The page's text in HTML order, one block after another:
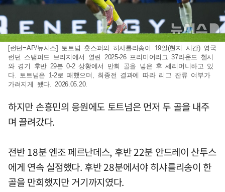
[런던=AP/뉴시스] 토트넘 홋스퍼의 히샤를리송이 19일(현지 시간) 영국
런던 스탬퍼드 브리지에서 열린 2025-26 프리미어리그 37라운드 첼시
와 경기 후반 29분 0-2 상황에서 만회 골을 넣은 후 세리머니하고 있
다. 토트넘은 1-2로 패했으며, 최종전 결과에 따라 리그 잔류 여부가
가려지게 됐다. 2026.05.20.
하지만 손흥민의 응원에도 토트넘은 먼저 두 골을 내주
며 끌려갔다.
전반 18분 엔조 페르난데스, 후반 22분 안드레이 산투스
에게 연속 실점했다. 후반 28분에서야 히샤를리송이 한
골을 만회했지만 거기까지였다.